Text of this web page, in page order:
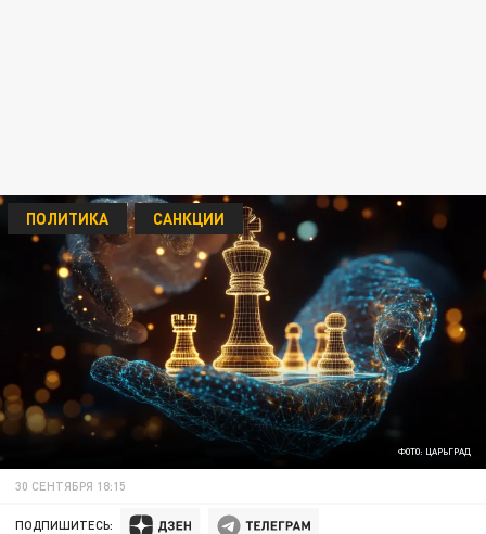
ФОТО: ЦАРЬГРАД
ПОЛИТИКА САНКЦИИ
30 СЕНТЯБРЯ 18:15
ПОДПИШИТЕСЬ: